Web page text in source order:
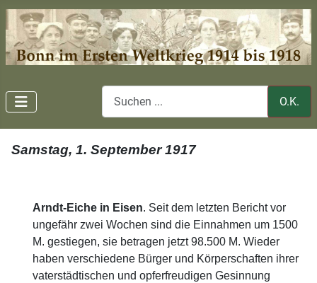
O.K.
Samstag, 1. September 1917
Arndt-Eiche in Eisen. Seit dem letzten Bericht vor
ungefähr zwei Wochen sind die Einnahmen um 1500
M. gestiegen, sie betragen jetzt 98.500 M. Wieder
haben verschiedene Bürger und Körperschaften ihrer
vaterstädtischen und opferfreudigen Gesinnung